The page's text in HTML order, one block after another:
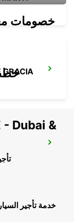
GRACIA
خصومات
Dubai &
خدمة تأجير